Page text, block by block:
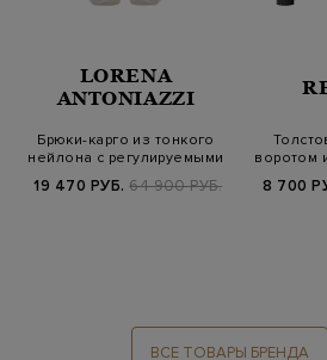
LORENA
ANTONIAZZI
Брюки-карго из тонкого
нейлона с регулируемыми
19 470 РУБ. 64 900 РУБ.
воротом
8 700
ВСЕ ТОВАРЫ БРЕНДА